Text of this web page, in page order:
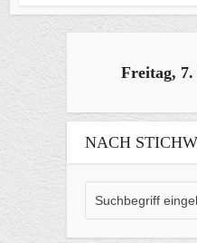
Freitag, 7.
NACH